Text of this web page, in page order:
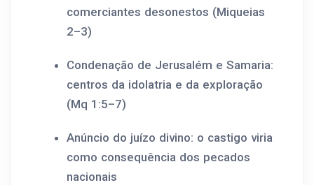
comerciantes desonestos (Miqueias
2–3)
Condenação de Jerusalém e Samaria:
centros da idolatria e da exploração
(Mq 1:5–7)
Anúncio do juízo divino: o castigo viria
como consequência dos pecados
nacionais